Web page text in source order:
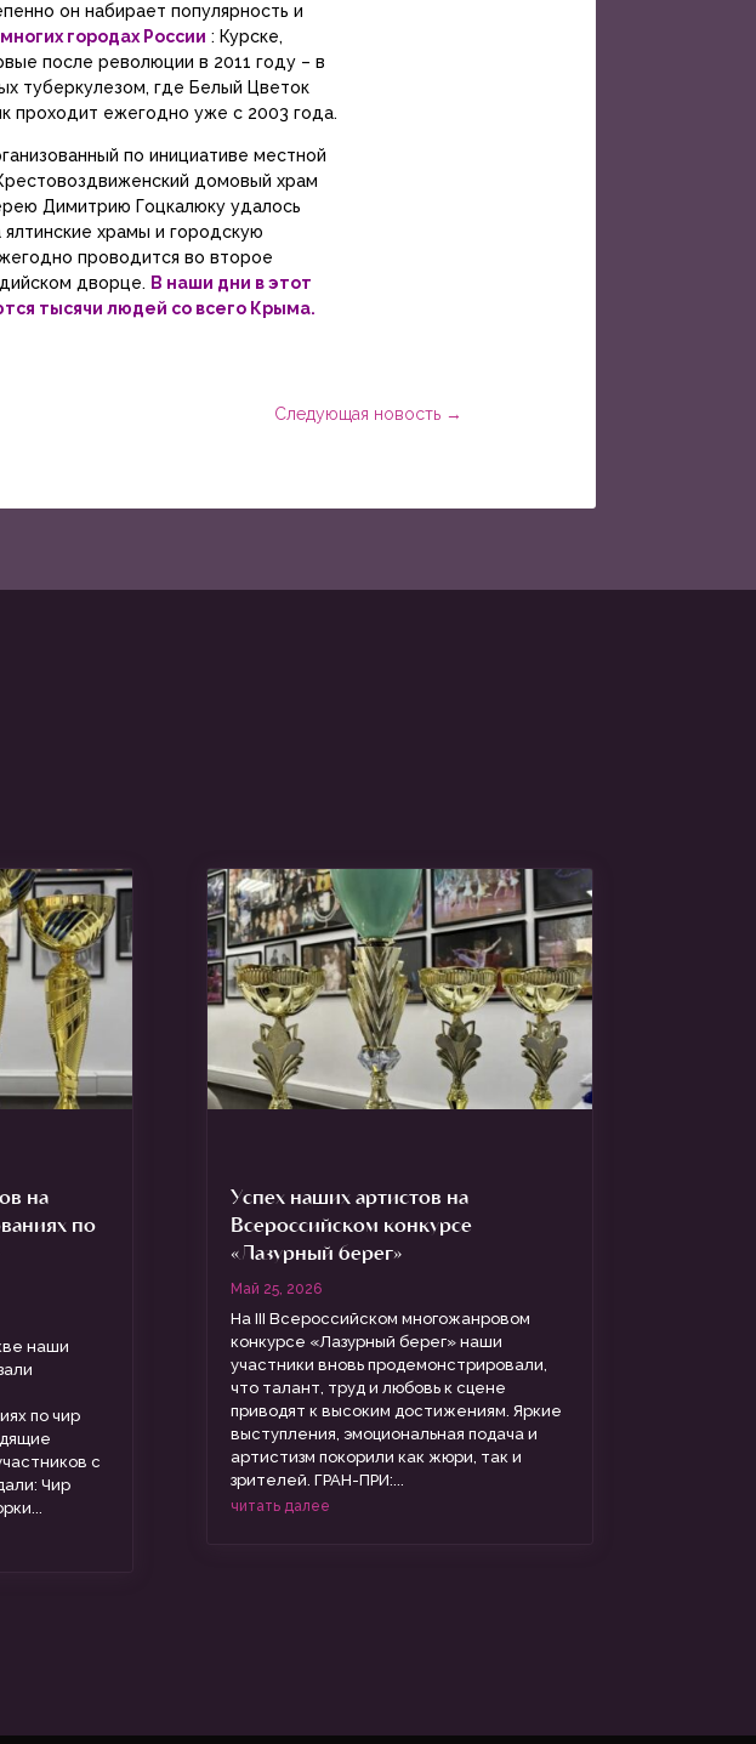
он набирает популярность и
городах России : Курске,
после революции в 2011 году – в
туберкулезом, где Белый Цветок
проходит ежегодно уже с 2003 года.
по инициативе местной
домовый храм
Димитрию Гоцкалюку удалось
храмы и городскую
проводится во второе
дворце. В наши дни в этот
тысячи людей со всего Крыма.
Следующая новость →
на
по
наши
по чир
с
Чир
Успех наших артистов на
Всероссийском конкурсе
«Лазурный берег»
Май 25, 2026
На III Всероссийском многожанровом
конкурсе «Лазурный берег» наши
участники вновь продемонстрировали,
что талант, труд и любовь к сцене
приводят к высоким достижениям. Яркие
выступления, эмоциональная подача и
артистизм покорили как жюри, так и
зрителей. ГРАН-ПРИ:...
читать далее